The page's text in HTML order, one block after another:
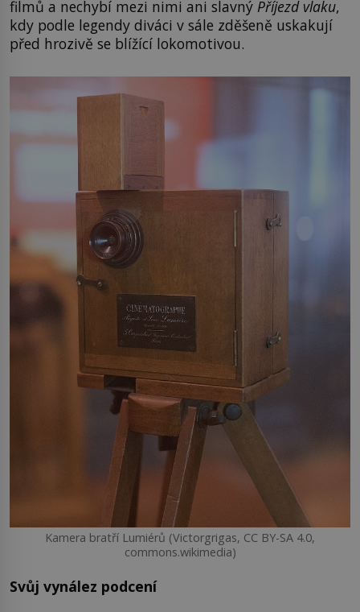
filmů a nechybí mezi nimi ani slavný Příjezd vlaku,
kdy podle legendy diváci v sále zděšeně uskakují
před hrozivě se blížící lokomotivou.
Kamera bratří Lumiérů (Victorgrigas, CC BY-SA 4.0,
commons.wikimedia)
Svůj vynález podcení